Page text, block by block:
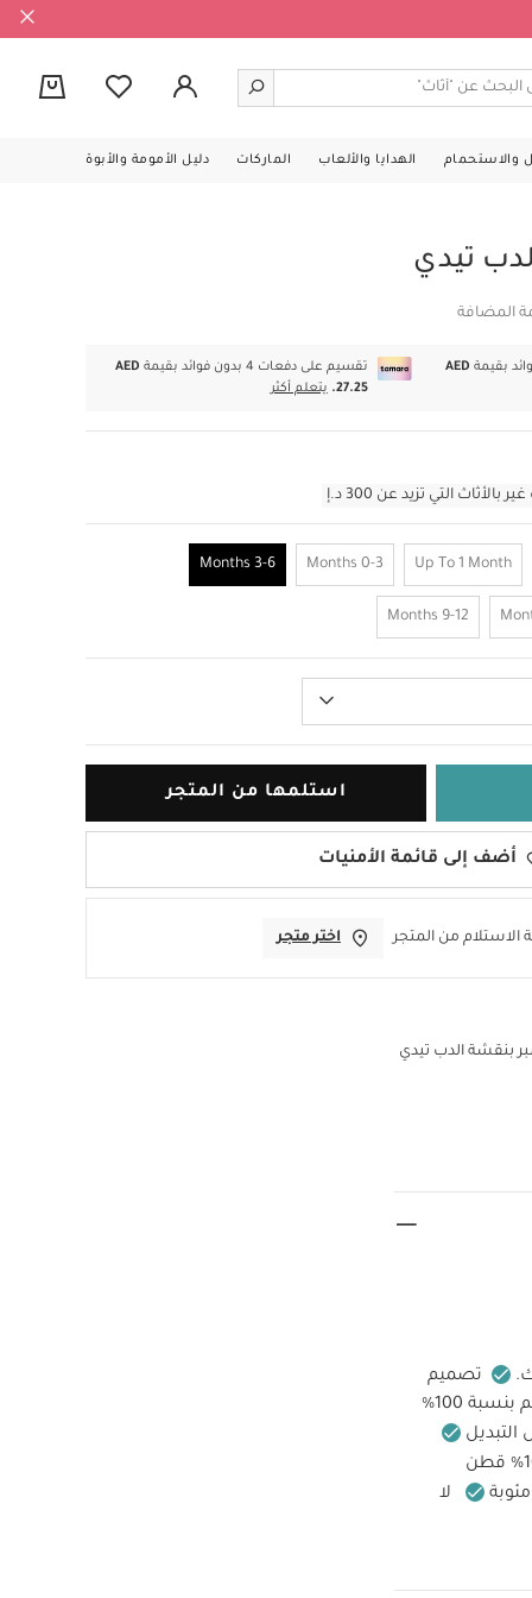
والاستحمام الهدايا والألعاب الماركات دليل الأمومة والأبوة
تيدي
المضافة
AED تقسيم على دفعات 4 بدون فوائد بقيمة
AED
27.25.
يتعلم أكثر
التي تزيد عن 300 د.إ
Up To 1 Month
0-3 Months
3-6 Months
9-12 Months
استلمها من المتجر
أضف إلى قائمة الأمنيات
الاستلام من المتجر اختر متجر
بنقشة الدب تيدي
تصميم
100%
لا